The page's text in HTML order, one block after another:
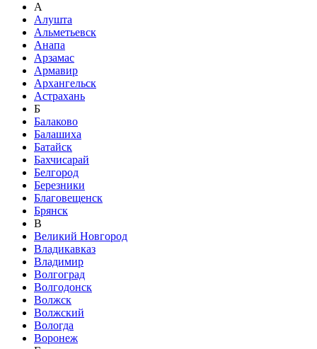
А
Алушта
Альметьевск
Анапа
Арзамас
Армавир
Архангельск
Астрахань
Б
Балаково
Балашиха
Батайск
Бахчисарай
Белгород
Березники
Благовещенск
Брянск
В
Великий Новгород
Владикавказ
Владимир
Волгоград
Волгодонск
Волжск
Волжский
Вологда
Воронеж